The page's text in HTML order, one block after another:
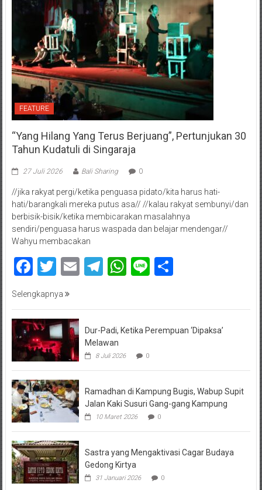
FEATURE
“Yang Hilang Yang Terus Berjuang”, Pertunjukan 30
Tahun Kudatuli di Singaraja
27 Juli 2026 Bali Sharing 0
//jika rakyat pergi/ketika penguasa pidato/kita harus hati-
hati/barangkali mereka putus asa// //kalau rakyat sembunyi/dan
berbisik-bisik/ketika membicarakan masalahnya
sendiri/penguasa harus waspada dan belajar mendengar//
Wahyu membacakan
Facebook
Twitter
EmailTelegram
WhatsApp
LineShare
Selengkapnya
Dur-Padi, Ketika Perempuan ‘Dipaksa’
Melawan
8 Juli 2026 0
Ramadhan di Kampung Bugis, Wabup Supit
Jalan Kaki Susuri Gang-gang Kampung
10 Maret 2026 0
Sastra yang Mengaktivasi Cagar Budaya
Gedong Kirtya
31 Januari 2026 0